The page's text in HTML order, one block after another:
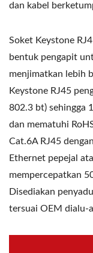
dan kabel
Soket Keystone
bentuk pengapit
menjimatkan lebih
Keystone RJ45
802.3 bt) sehingga
dan mematuhi
Cat.6A RJ45
Ethernet pepejal
mempercepatkan
Disediakan
tersuai OEM dialu-